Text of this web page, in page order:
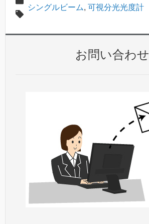
シングルビーム, 可視分光光度計
お問い合わせ